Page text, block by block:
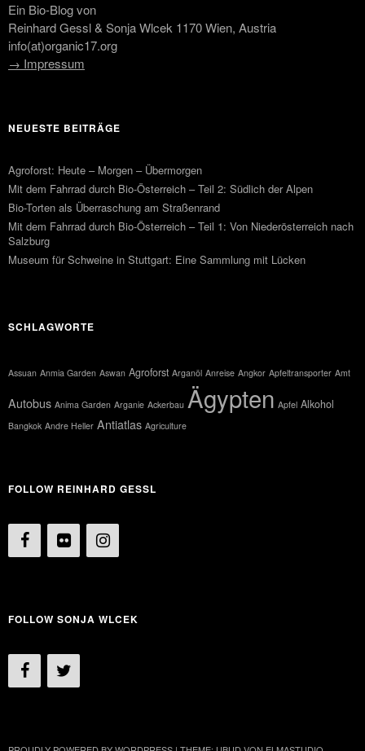
Ein Bio-Blog von
Reinhard Gessl & Sonja Wlcek 1170 Wien, Austria
info(at)organic17.org
→ Impressum
NEUESTE BEITRÄGE
Agroforst: Heute – Morgen – Übermorgen
Mit dem Fahrrad durch Bio-Österreich – Teil 2: Südlich der Alpen
Bio-Torten als Überraschung am Straßenrand
Mit dem Fahrrad durch Bio-Österreich – Teil 1: Von Niederösterreich nach
Salzburg
Museum für Schweine in Stuttgart: Eine Sammlung mit Lücken
SCHLAGWORTE
Assuan Anmia Garden Aswan Agroforst Arganöl Anreise Angkor Apfeltransporter Amt
Autobus Anima Garden Arganie Ackerbau Ägypten Apfel Alkohol
Bangkok Andre Heller Antiatlas Agriculture
FOLLOW REINHARD GESSL
FOLLOW SONJA WLCEK